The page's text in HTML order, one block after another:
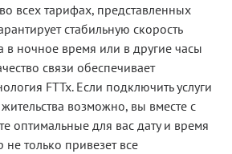
всех тарифах, представленных
стабильную скорость
в ночное время или в другие часы
связи обеспечивает
FTTx. Если подключить услуги
возможно, вы вместе с
оптимальные для вас дату и время
только привезет все